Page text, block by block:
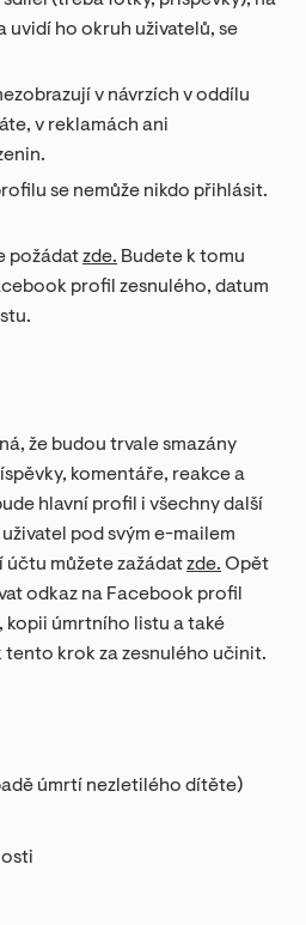
uvidí ho okruh uživatelů, se
v návrzích v oddílu
v reklamách ani
se nemůže nikdo přihlásit.
požádatzde. Budete k tomu
profil zesnulého, datum
že budou trvale smazány
komentáře, reakce a
hlavní profil i všechny další
pod svým e-mailem
účtu můžete zažádatzde. Opět
odkaz na Facebook profil
kopii úmrtního listu a také
tento krok za zesnulého učinit.
úmrtí nezletilého dítěte)